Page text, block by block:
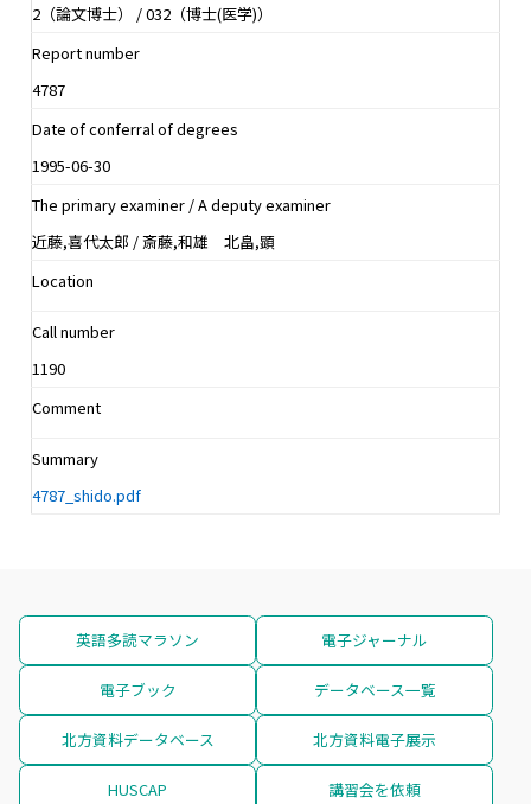
2（論文博士） / 032（博士(医学)）
Report number
4787
Date of conferral of degrees
1995-06-30
The primary examiner / A deputy examiner
近藤,喜代太郎 / 斎藤,和雄 北畠,顕
Location
Call number
1190
Comment
Summary
4787_shido.pdf
英語多読マラソン 電子ジャーナル
電子ブック データベース一覧
北方資料データベース 北方資料電子展示
HUSCAP 講習会を依頼